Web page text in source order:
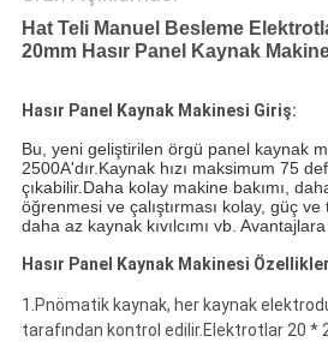
Hat Teli Manuel Besleme
20mm Hasır Panel Kaynak
Hasır Panel Kaynak Makinesi Giriş:
Bu, yeni geliştirilen örgü panel kaynak
2500A'dır.Kaynak hızı maksimum 75
çıkabilir.Daha kolay makine bakımı,
öğrenmesi ve çalıştırması kolay, güç
daha az kaynak kıvılcımı vb.
Hasır Panel Kaynak Makinesi
1.Pnömatik kaynak, her kaynak
tarafından kontrol edilir.Elektrotlar 20 *